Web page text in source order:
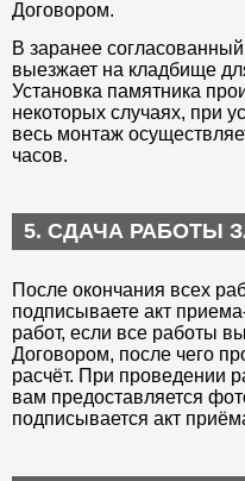
Договором.
В заранее
выезжает на кладбище
Установка памятника
некоторых случаях, при
весь монтаж
часов.
5. СДАЧА РАБОТЫ
После окончания всех
подписываете акт
работ, если все работы
Договором, после чего
расчёт. При проведении
вам предоставляется
подписывается акт